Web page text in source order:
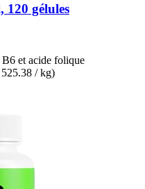
120 gélules
et acide folique
/ kg)